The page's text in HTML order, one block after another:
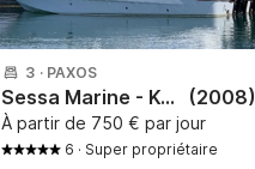
3 · PAXOS
Sessa Marine - Key largo 28 (2008)
À partir de 750 € par jour
6 · Super propriétaire